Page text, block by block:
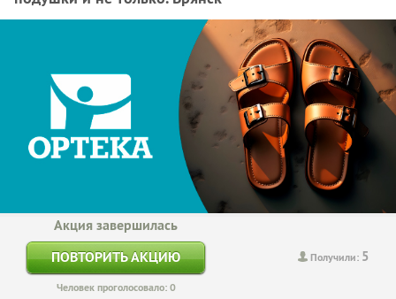
Получили: 5
Акция завершилась
ПОВТОРИТЬ АКЦИЮ
Человек проголосовало: 0